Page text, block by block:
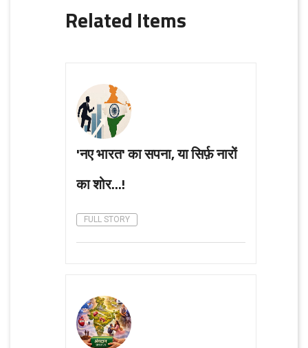
Related Items
'नए भारत' का सपना, या सिर्फ़ नारों
का शोर...!
FULL STORY